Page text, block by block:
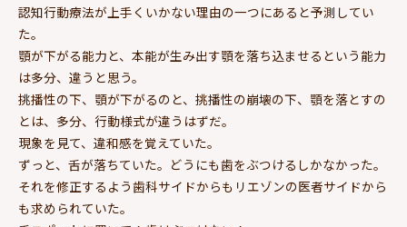
認知行動療法が上手くいかない理由の一つにあると予測してい
た。
顎が下がる能力と、本能が生み出す顎を落ち込ませるという能力
は多分、違うと思う。
挑播性の下、顎が下がるのと、挑播性の崩壊の下、顎を落とすの
とは、多分、行動様式が違うはずだ。
現象を見て、違和感を覚えていた。
ずっと、舌が落ちていた。どうにも歯をぶつけるしかなかった。
それを修正するよう歯科サイドからもリエゾンの医者サイドから
も求められていた。